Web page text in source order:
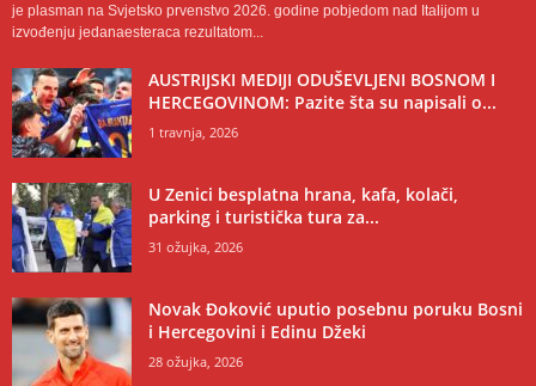
je plasman na Svjetsko prvenstvo 2026. godine pobjedom nad Italijom u
izvođenju jedanaesteraca rezultatom...
AUSTRIJSKI MEDIJI ODUŠEVLJENI BOSNOM I
HERCEGOVINOM: Pazite šta su napisali o...
1 travnja, 2026
U Zenici besplatna hrana, kafa, kolači,
parking i turistička tura za...
31 ožujka, 2026
Novak Đoković uputio posebnu poruku Bosni
i Hercegovini i Edinu Džeki
28 ožujka, 2026